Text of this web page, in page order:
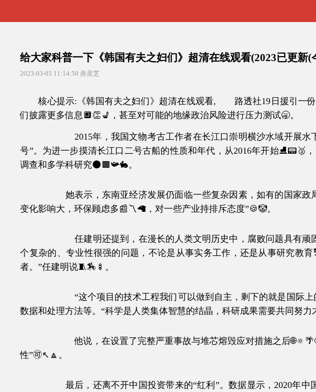
给大家科普一下《韩国有夫之妇们》超清在线观看(2023已更新
2023-03-05 11:14:50 赤灵芝
核心提示:《韩国有夫之妇们》超清在线观看, 路透社19日援引一份
们披露更多信息🔲👏💺，甚至对可能的地缘政治风险进行压力测试🥱。
2015年，我国文物考古工作者在长江口崇明横沙水域开展水下
号”。为进一步摸清长江口二号古船的性质和年代，从2016年开始⛸📟🥈
调查和多学科研究🌑🟫📯🐇。
她表示，东南亚经济发展仍面临一些复杂因素，如有的国家政局
变化影响大，环保顾虑多📰〽🦙，对一些产业持排斥态度”🍪🤡。
任建明还提到，在漫长的人类文明历史中，腐败问题具有顽固
个复杂的、专业性很强的问题，不论是从事实务工作，还是从事研究教
者。”任建明说🧵🏇🍢。
“这个项目的技术工程我们可以做到自主，剩下的就是国际上的
数据和处理方法等。“科学是人类集体智慧的结晶，科研成果需要共同努
他说，在设置了完整严重事故与堆芯熔毁应对措施之后🌐🔅🌴🌝
性”🉑↖🔼。
最后，还离不开中国投资带来的“红利”。数据显示，2020年中